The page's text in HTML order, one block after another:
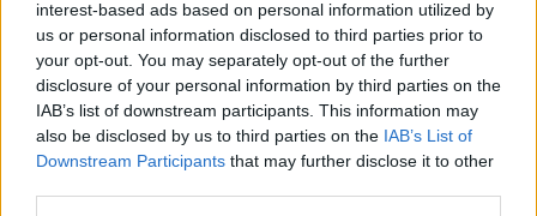
interest-based ads based on personal information utilized by
us or personal information disclosed to third parties prior to
your opt-out. You may separately opt-out of the further
disclosure of your personal information by third parties on the
IAB’s list of downstream participants. This information may
also be disclosed by us to third parties on the IAB’s List of
Downstream Participants that may further disclose it to other
ιδιώτης λογιστής, ενώ στη δικογραφία
περιλαμβάνονται ακόμη 4 άτομα.